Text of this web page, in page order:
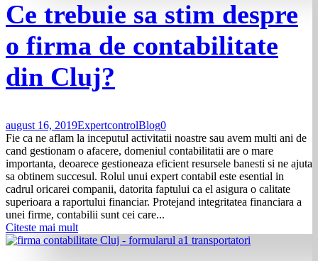
Ce trebuie sa stim despre
o firma de contabilitate
din Cluj?
august 16, 2019ExpertcontrolBlog0
Fie ca ne aflam la inceputul activitatii noastre sau avem multi ani de
cand gestionam o afacere, domeniul contabilitatii are o mare
importanta, deoarece gestioneaza eficient resursele banesti si ne ajuta
sa obtinem succesul. Rolul unui expert contabil este esential in
cadrul oricarei companii, datorita faptului ca el asigura o calitate
superioara a raportului financiar. Protejand integritatea financiara a
unei firme, contabilii sunt cei care...
Citeste mai mult